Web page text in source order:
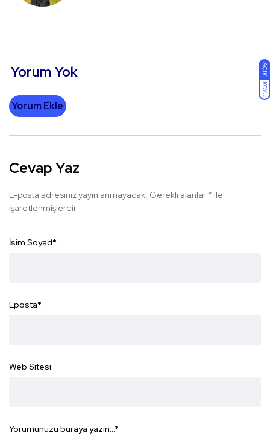
AÇIK
KOYU
Yorum Yok
Yorum Ekle
Cevap Yaz
E-posta adresiniz yayınlanmayacak. Gerekli alanlar * ile
işaretlenmişlerdir
İsim Soyad*
Eposta*
Web Sitesi
Yorumunuzu buraya yazın... *